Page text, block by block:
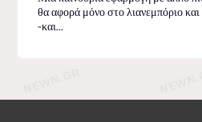
θα αφορά μόνο στο λιανεμπόριο
-και...